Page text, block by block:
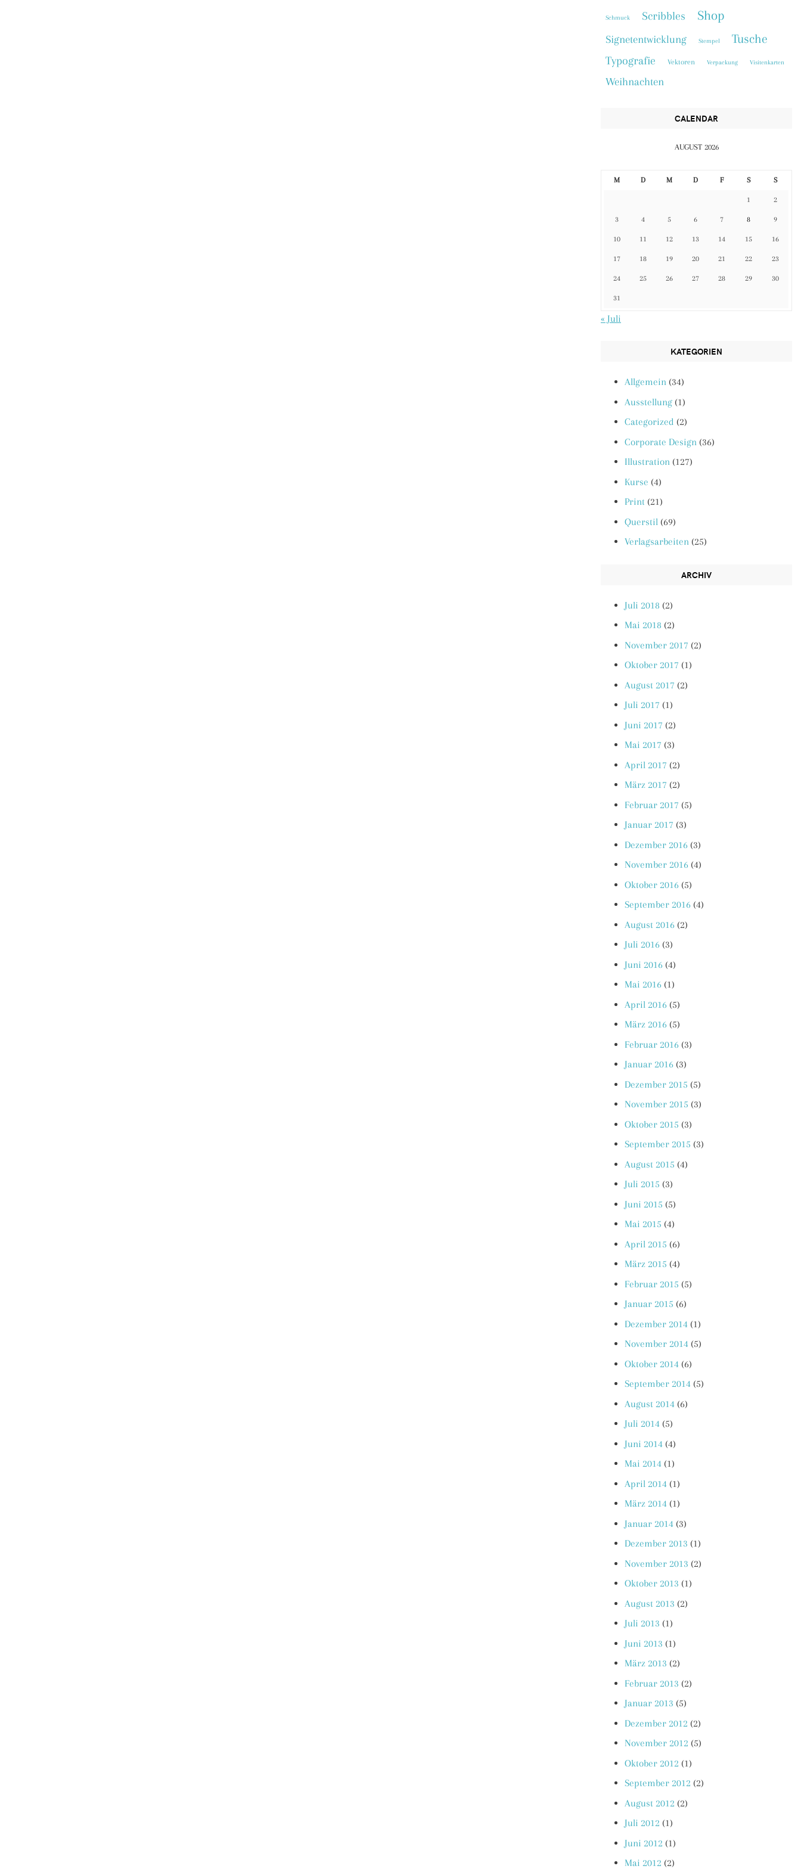
Schmuck Scribbles Shop
Signetentwicklung Stempel Tusche
Typografie Vektoren Verpackung Visitenkarten
Weihnachten
CALENDAR
AUGUST 2026
M D M D F S S
1 2
3 4 5 6 7 8 9
10 11 12 13 14 15 16
17 18 19 20 21 22 23
24 25 26 27 28 29 30
31
« Juli
KATEGORIEN
Allgemein (34)
Ausstellung (1)
Categorized (2)
Corporate Design (36)
Illustration (127)
Kurse (4)
Print (21)
Querstil (69)
Verlagsarbeiten (25)
ARCHIV
Juli 2018 (2)
Mai 2018 (2)
November 2017 (2)
Oktober 2017 (1)
August 2017 (2)
Juli 2017 (1)
Juni 2017 (2)
Mai 2017 (3)
April 2017 (2)
März 2017 (2)
Februar 2017 (5)
Januar 2017 (3)
Dezember 2016 (3)
November 2016 (4)
Oktober 2016 (5)
September 2016 (4)
August 2016 (2)
Juli 2016 (3)
Juni 2016 (4)
Mai 2016 (1)
April 2016 (5)
März 2016 (5)
Februar 2016 (3)
Januar 2016 (3)
Dezember 2015 (5)
November 2015 (3)
Oktober 2015 (3)
September 2015 (3)
August 2015 (4)
Juli 2015 (3)
Juni 2015 (5)
Mai 2015 (4)
April 2015 (6)
März 2015 (4)
Februar 2015 (5)
Januar 2015 (6)
Dezember 2014 (1)
November 2014 (5)
Oktober 2014 (6)
September 2014 (5)
August 2014 (6)
Juli 2014 (5)
Juni 2014 (4)
Mai 2014 (1)
April 2014 (1)
März 2014 (1)
Januar 2014 (3)
Dezember 2013 (1)
November 2013 (2)
Oktober 2013 (1)
August 2013 (2)
Juli 2013 (1)
Juni 2013 (1)
März 2013 (2)
Februar 2013 (2)
Januar 2013 (5)
Dezember 2012 (2)
November 2012 (5)
Oktober 2012 (1)
September 2012 (2)
August 2012 (2)
Juli 2012 (1)
Juni 2012 (1)
Mai 2012 (2)